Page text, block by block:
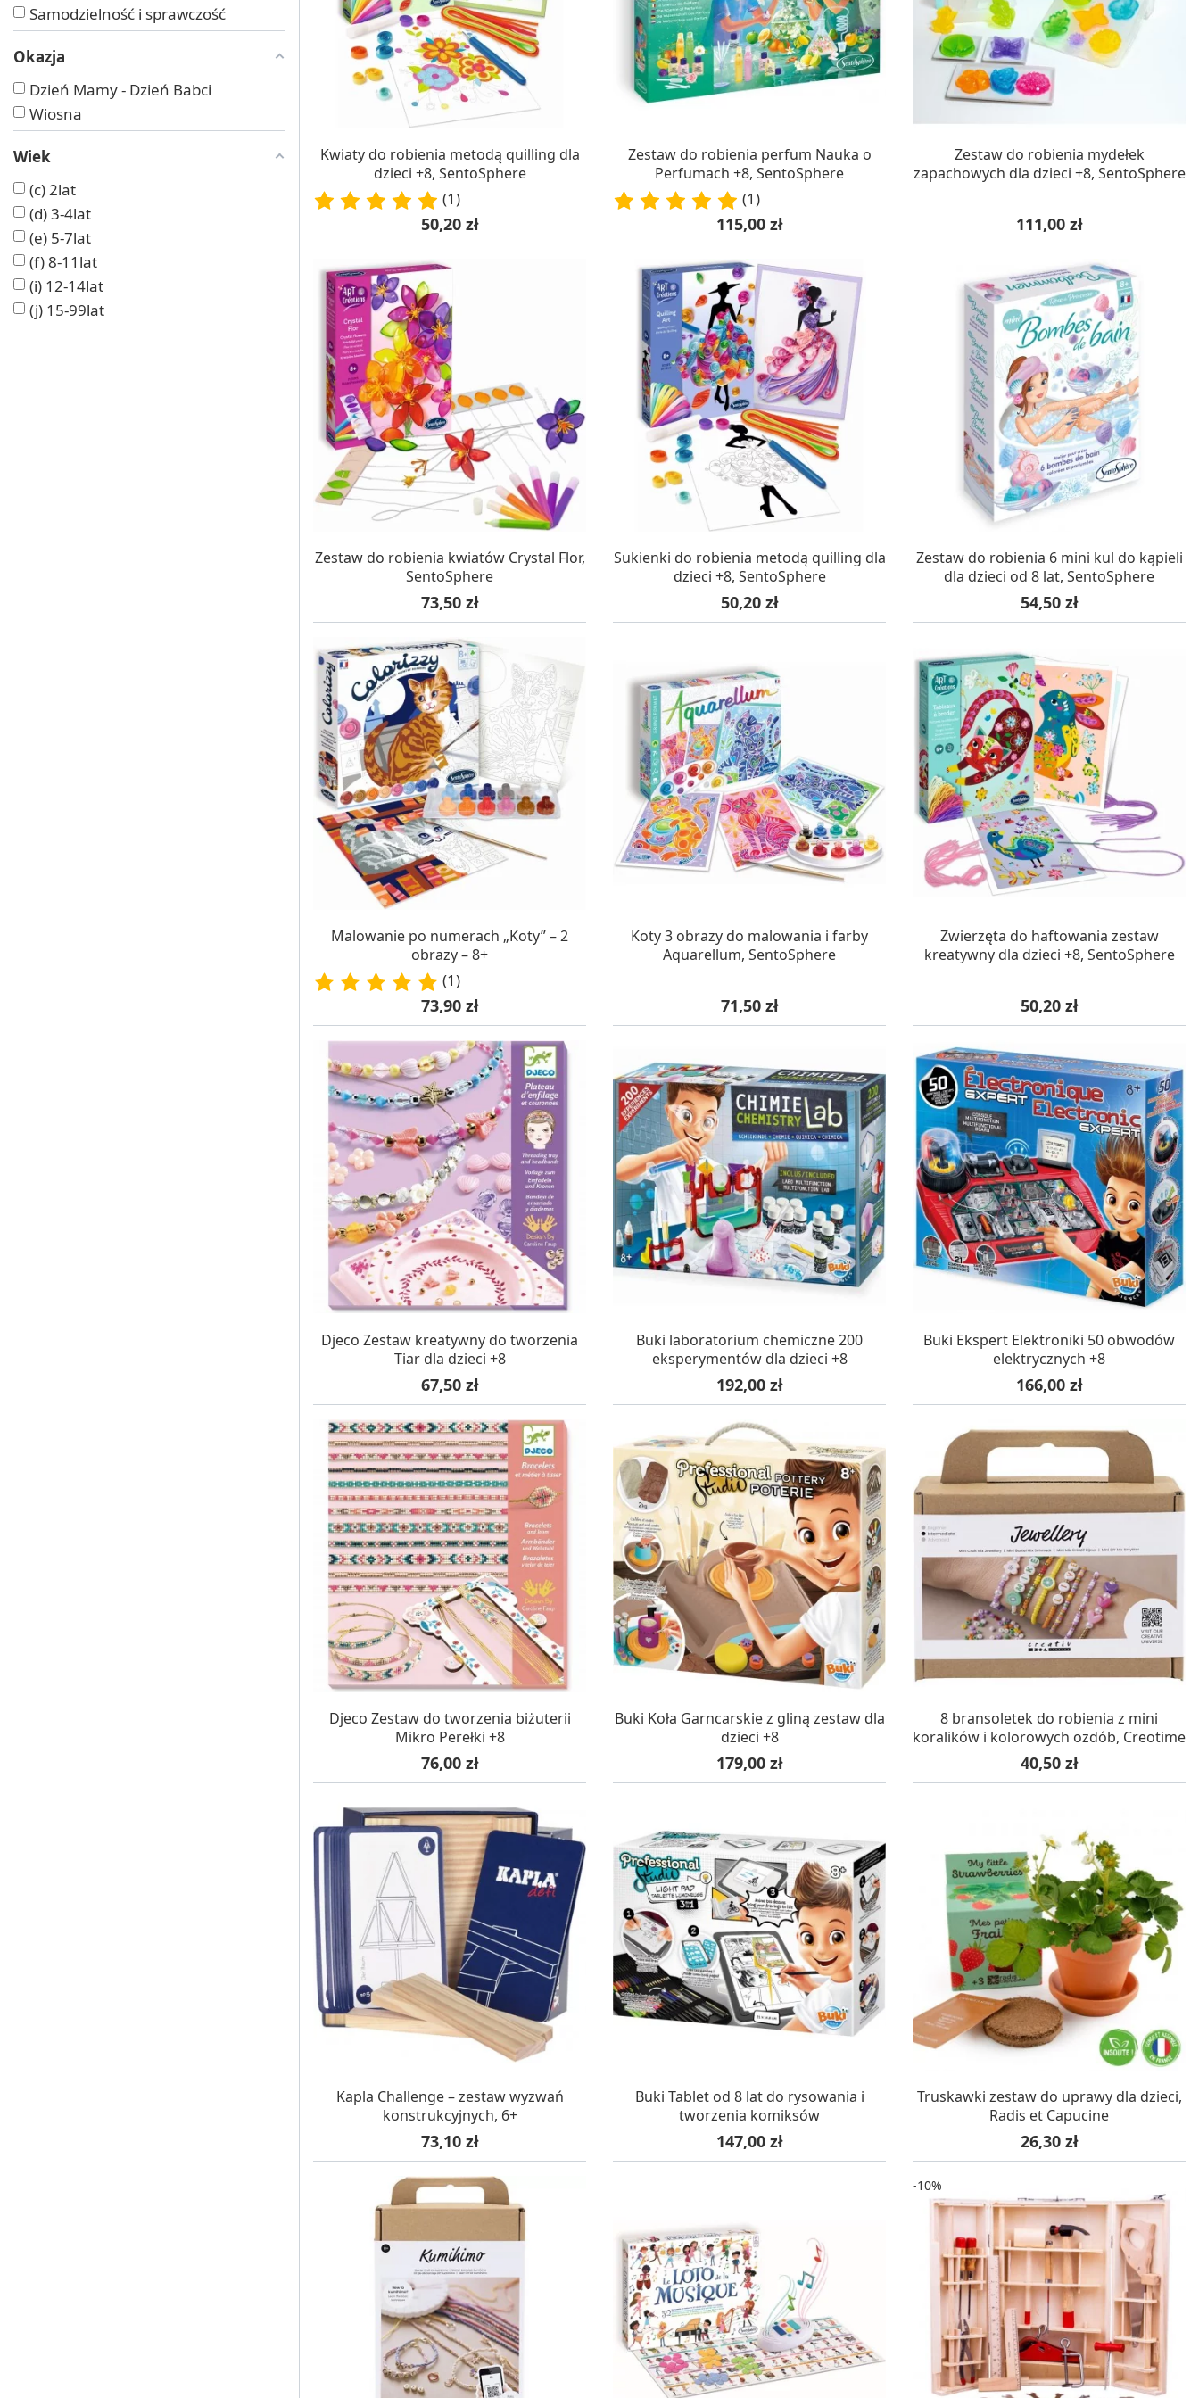
Samodzielność i sprawczość
Okazja
Dzień Mamy - Dzień Babci
Wiosna
Wiek
(c) 2lat
(d) 3-4lat
(e) 5-7lat
(f) 8-11lat
(i) 12-14lat
(j) 15-99lat
W MAGAZYNIE, DOSTAWA 24H
Kwiaty do robienia metodą quilling dla
dzieci +8, SentoSphere
(1)
Cena
50,20 zł
W MAGAZYNIE, DOSTAWA 24H
Zestaw do robienia perfum Nauka o
Perfumach +8, SentoSphere
(1)
Cena
115,00 zł
W MAGAZYNIE, DOSTAWA 24H
Zestaw do robienia mydełek
zapachowych dla dzieci +8, SentoSphere
Cena
111,00 zł
W MAGAZYNIE, DOSTAWA 24H
Zestaw do robienia kwiatów Crystal Flor,
SentoSphere
Cena
73,50 zł
W MAGAZYNIE, DOSTAWA 24H
Sukienki do robienia metodą quilling dla
dzieci +8, SentoSphere
Cena
50,20 zł
W MAGAZYNIE, DOSTAWA 24H
Zestaw do robienia 6 mini kul do kąpieli
dla dzieci od 8 lat, SentoSphere
Cena
54,50 zł
W MAGAZYNIE, DOSTAWA 24H
Malowanie po numerach „Koty” – 2
obrazy – 8+
(1)
Cena
73,90 zł
W MAGAZYNIE, DOSTAWA 24H
Koty 3 obrazy do malowania i farby
Aquarellum, SentoSphere
Cena
71,50 zł
W MAGAZYNIE, DOSTAWA 24H
Zwierzęta do haftowania zestaw
kreatywny dla dzieci +8, SentoSphere
Cena
50,20 zł
Djeco Zestaw kreatywny do tworzenia
Tiar dla dzieci +8
Cena
67,50 zł
Buki laboratorium chemiczne 200
eksperymentów dla dzieci +8
Cena
192,00 zł
Buki Ekspert Elektroniki 50 obwodów
elektrycznych +8
Cena
166,00 zł
Djeco Zestaw do tworzenia biżuterii
Mikro Perełki +8
Cena
76,00 zł
Buki Koła Garncarskie z gliną zestaw dla
dzieci +8
Cena
179,00 zł
8 bransoletek do robienia z mini
koralików i kolorowych ozdób, Creotime
Cena
40,50 zł
Kapla Challenge – zestaw wyzwań
konstrukcyjnych, 6+
Cena
73,10 zł
Buki Tablet od 8 lat do rysowania i
tworzenia komiksów
Cena
147,00 zł
Truskawki zestaw do uprawy dla dzieci,
Radis et Capucine
Cena
26,30 zł
-10%